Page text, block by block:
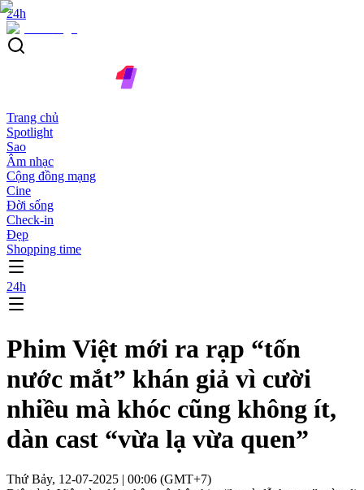
24h
Trang chủ
Spotlight
Sao
Âm nhạc
Cộng đồng mạng
Cine
Đời sống
Check-in
Đẹp
Shopping time
24h
Phim Việt mới ra rạp “tốn
nước mắt” khán giả vì cười
nhiều mà khóc cũng không ít,
dàn cast “vừa lạ vừa quen”
Thứ Bảy, 12-07-2025 | 00:06 (GMT+7)